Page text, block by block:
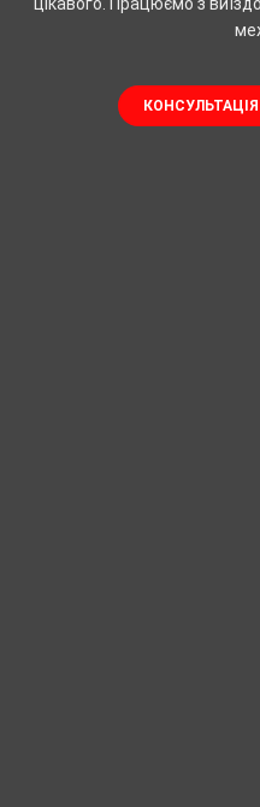
КОНСУЛЬТАЦІЯ